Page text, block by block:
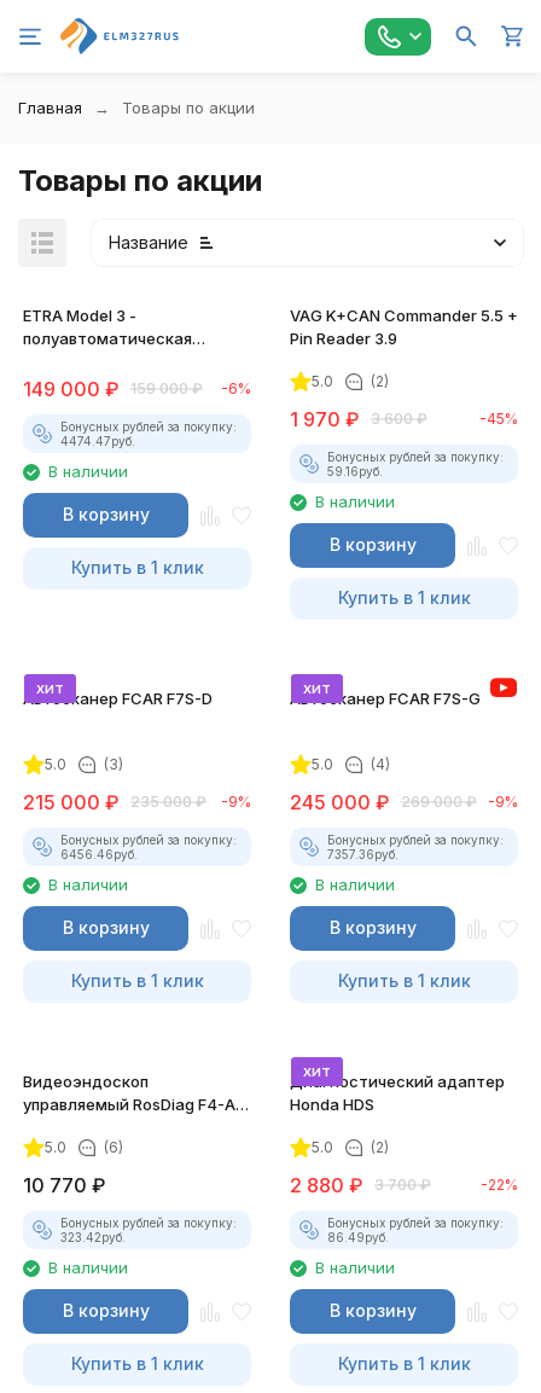
Главная Товары по акции
Товары по акции
Название
ETRA Model 3 -
полуавтоматическая
автокондиционеров
149 000 ₽ 159 000 ₽ -6%
Бонусных рублей за покупку:
4474.47руб.
В наличии
В корзину
Купить в 1 клик
VAG K+CAN Commander 5.5 +
Pin Reader 3.9
5.0 (2)
1 970 ₽ 3 600 ₽ -45%
Бонусных рублей за покупку:
59.16руб.
В наличии
В корзину
Купить в 1 клик
хит
Автосканер FCAR F7S-D
5.0 (3)
215 000 ₽ 235 000 ₽ -9%
Бонусных рублей за покупку:
6456.46руб.
В наличии
В корзину
Купить в 1 клик
хит
Автосканер FCAR F7S-G
5.0 (4)
245 000 ₽ 269 000 ₽ -9%
Бонусных рублей за покупку:
7357.36руб.
В наличии
В корзину
Купить в 1 клик
Видеоэндоскоп
управляемый RosDiag F4-A
5.0 (6)
10 770 ₽
Бонусных рублей за покупку:
323.42руб.
В наличии
В корзину
Купить в 1 клик
хит
Диагностический адаптер
Honda HDS
5.0 (2)
2 880 ₽ 3 700 ₽ -22%
Бонусных рублей за покупку:
86.49руб.
В наличии
В корзину
Купить в 1 клик